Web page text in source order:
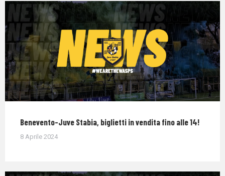
Benevento-Juve Stabia, biglietti in vendita fino alle 14!
8 Aprile 2024